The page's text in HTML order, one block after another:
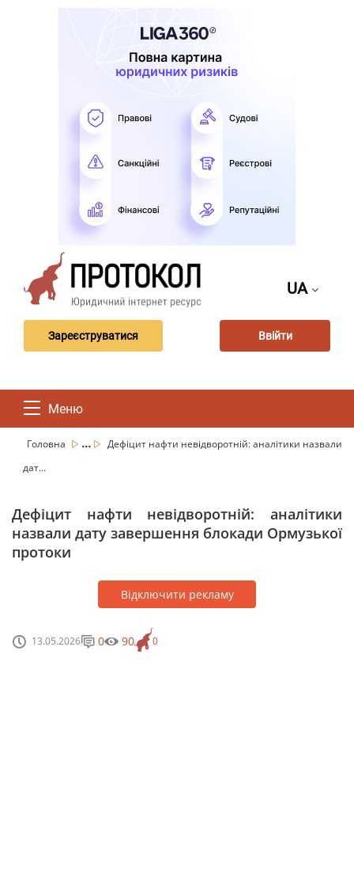
UA
Зареєструватися Ввійти
Меню
Головна ...
Дефіцит нафти невідворотній: аналітики назвали
дат...
Дефіцит нафти невідворотній: аналітики
назвали дату завершення блокади Ормузької
протоки
Відключити рекламу
13.05.2026 0
0 90